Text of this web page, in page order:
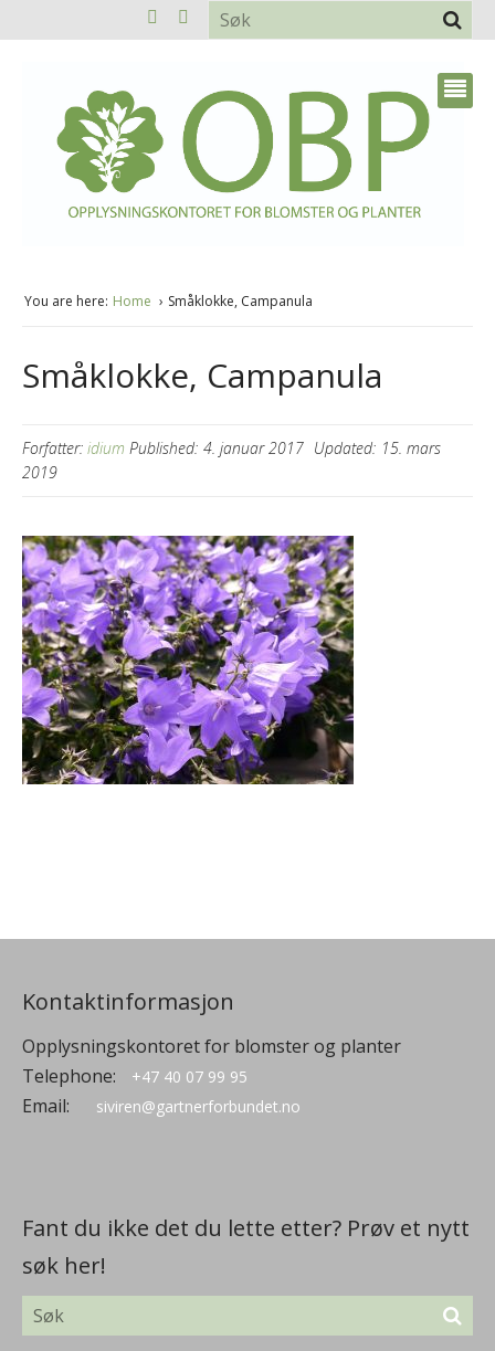
You are here: Home Småklokke, Campanula
Småklokke, Campanula
Forfatter: idium Published: 4. januar 2017 Updated: 15. mars
2019
Kontaktinformasjon
Opplysningskontoret for blomster og planter
Telephone:
+47 40 07 99 95
Email: siviren@gartnerforbundet.no
Fant du ikke det du lette etter? Prøv et nytt
søk her!